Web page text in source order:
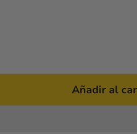
Añadir al